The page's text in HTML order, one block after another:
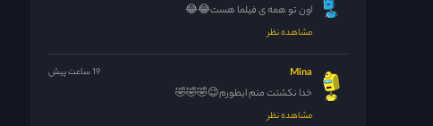
اون تو همه ی فیلما هست😂😂
مشاهده نظر
Mina 19 ساعت پیش
خدا نکشتت منم ایطورم😉🤣🤣🤣
مشاهده نظر